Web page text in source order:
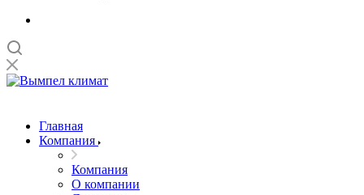
Главная
Компания
Компания
О компании